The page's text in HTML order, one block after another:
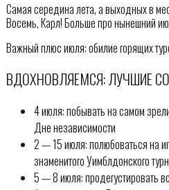
Самая середина лета, а выходных в
Восемь, Карл! Больше про нынешний
Важный плюс июля: обилие горящих
ВДОХНОВЛЯЕМСЯ: ЛУЧШИЕ
4 июля: побывать на самом
Дне независимости
2 — 15 июля: полюбоваться на
знаменитого Уимблдонского
5 — 8 июля: продегустировать